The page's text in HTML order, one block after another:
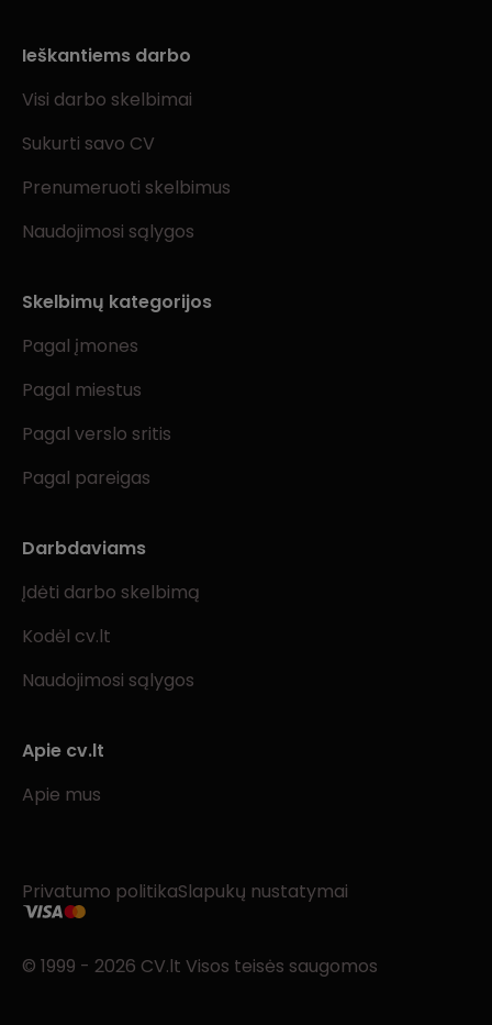
Ieškantiems darbo
Visi darbo skelbimai
Sukurti savo CV
Prenumeruoti skelbimus
Naudojimosi sąlygos
Skelbimų kategorijos
Pagal įmones
Pagal miestus
Pagal verslo sritis
Pagal pareigas
Darbdaviams
Įdėti darbo skelbimą
Kodėl cv.lt
Naudojimosi sąlygos
Apie cv.lt
Apie mus
Privatumo politikaSlapukų nustatymai
© 1999 - 2026 CV.lt Visos teisės saugomos